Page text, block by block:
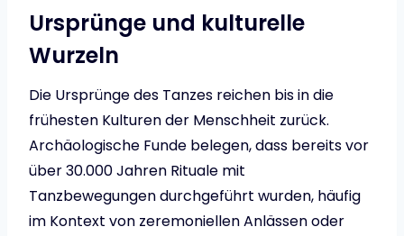
Ursprünge und kulturelle
Wurzeln
Die Ursprünge des Tanzes reichen bis in die
frühesten Kulturen der Menschheit zurück.
Archäologische Funde belegen, dass bereits vor
über 30.000 Jahren Rituale mit
Tanzbewegungen durchgeführt wurden, häufig
im Kontext von zeremoniellen Anlässen oder